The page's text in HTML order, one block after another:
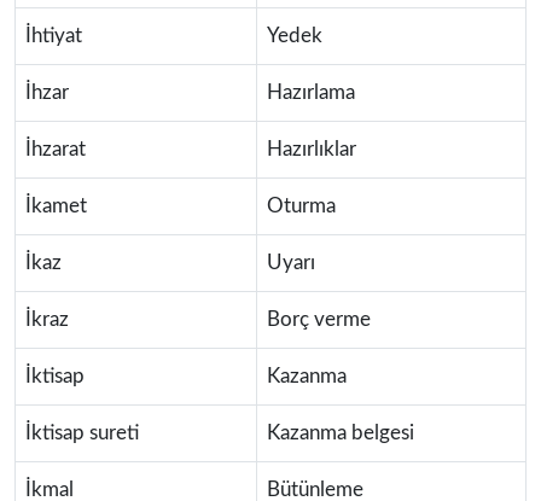
İhtiyat Yedek
İhzar Hazırlama
İhzarat Hazırlıklar
İkamet Oturma
İkaz Uyarı
İkraz Borç verme
İktisap Kazanma
İktisap sureti Kazanma belgesi
İkmal Bütünleme